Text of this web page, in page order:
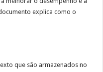
explica como o
que são armazenados no